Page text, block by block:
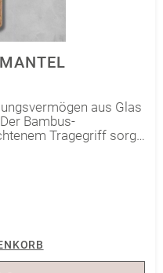
aus Glas
Bambus-
Tragegriff sorgt
Personalisieren